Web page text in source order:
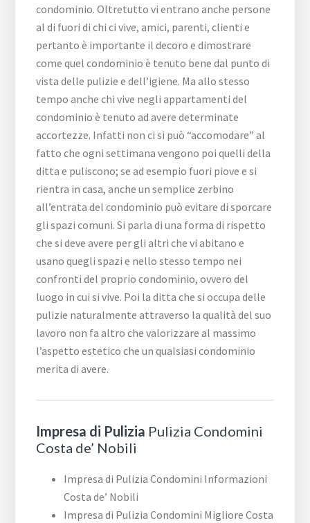
condominio. Oltretutto vi entrano anche persone
al di fuori di chi ci vive, amici, parenti, clienti e
pertanto è importante il decoro e dimostrare
come quel condominio è tenuto bene dal punto di
vista delle pulizie e dell’igiene. Ma allo stesso
tempo anche chi vive negli appartamenti del
condominio è tenuto ad avere determinate
accortezze. Infatti non ci si può “accomodare” al
fatto che ogni settimana vengono poi quelli della
ditta e puliscono; se ad esempio fuori piove e si
rientra in casa, anche un semplice zerbino
all’entrata del condominio può evitare di sporcare
gli spazi comuni. Si parla di una forma di rispetto
che si deve avere per gli altri che vi abitano e
usano quegli spazi e nello stesso tempo nei
confronti del proprio condominio, ovvero del
luogo in cui si vive. Poi la ditta che si occupa delle
pulizie naturalmente attraverso la qualità del suo
lavoro non fa altro che valorizzare al massimo
l’aspetto estetico che un qualsiasi condominio
merita di avere.
Impresa di Pulizia Pulizia Condomini
Costa de’ Nobili
Impresa di Pulizia Condomini Informazioni
Costa de’ Nobili
Impresa di Pulizia Condomini Migliore Costa